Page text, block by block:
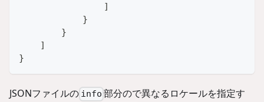
]
}
}
]
}
JSONファイルの info 部分ので異なるロケールを指定す